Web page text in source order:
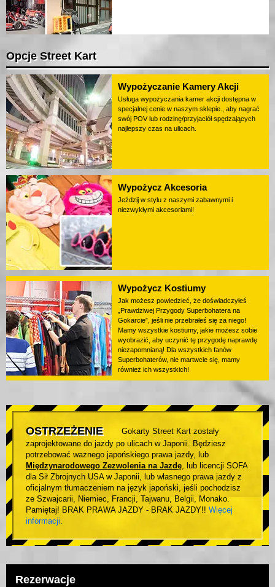
Opcje Street Kart
Wypożyczanie Kamery Akcji
Usługa wypożyczania kamer akcji dostępna w
specjalnej cenie w naszym sklepie., aby nagrać
swój POV lub rodzinę/przyjaciół spędzających
najlepszy czas na ulicach.
Wypożycz Akcesoria
Jeździj w stylu z naszymi zabawnymi i
niezwykłymi akcesoriami!
Wypożycz Kostiumy
Jak możesz powiedzieć, że doświadczyłeś
„Prawdziwej Przygody Superbohatera na
Gokarcie”, jeśli nie przebrałeś się za niego!
Mamy wszystkie kostiumy, jakie możesz sobie
wyobrazić, aby uczynić tę przygodę naprawdę
niezapomnianą! Dla wszystkich fanów
Superbohaterów, nie martwcie się, mamy
również ich wszystkich!
OSTRZEŻENIE
Gokarty Street Kart zostały
zaprojektowane do jazdy po ulicach w Japonii. Będziesz
potrzebować ważnego japońskiego prawa jazdy, lub
Międzynarodowego Zezwolenia na Jazdę, lub licencji SOFA
dla Sił Zbrojnych USA w Japonii, lub własnego prawa jazdy z
oficjalnym tłumaczeniem na język japoński, jeśli pochodzisz
ze Szwajcarii, Niemiec, Francji, Tajwanu, Belgii, Monako.
Pamiętaj! BRAK PRAWA JAZDY - BRAK JAZDY!! Więcej
informacji.
Rezerwacje